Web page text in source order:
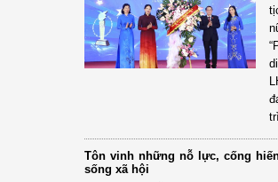
Tôn vinh những nỗ lực, cống
sống xã hội